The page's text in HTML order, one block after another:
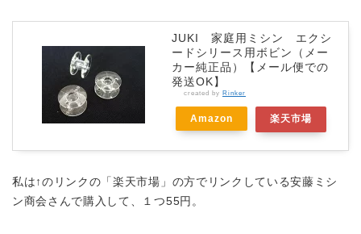
JUKI 家庭用ミシン エクシ
ードシリース用ボビン（メー
カー純正品）【メール便での
発送OK】
created by Rinker
Amazon 楽天市場
私は↑のリンクの「楽天市場」の方でリンクしている安藤ミシ
ン商会さんで購入して、１つ55円。